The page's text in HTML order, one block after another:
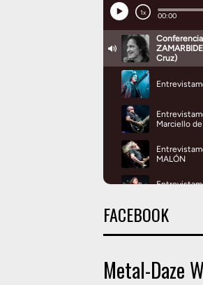
FACEBOOK
Metal-Daze